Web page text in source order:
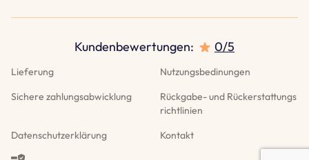
Lieferung
Nutzungsbedinungen
Sichere zahlungsabwicklung
Rückgabe- und Rückerstattungs
richtlinien
Datenschutzerklärung
Kontakt
Kundenbewertungen: 0/5